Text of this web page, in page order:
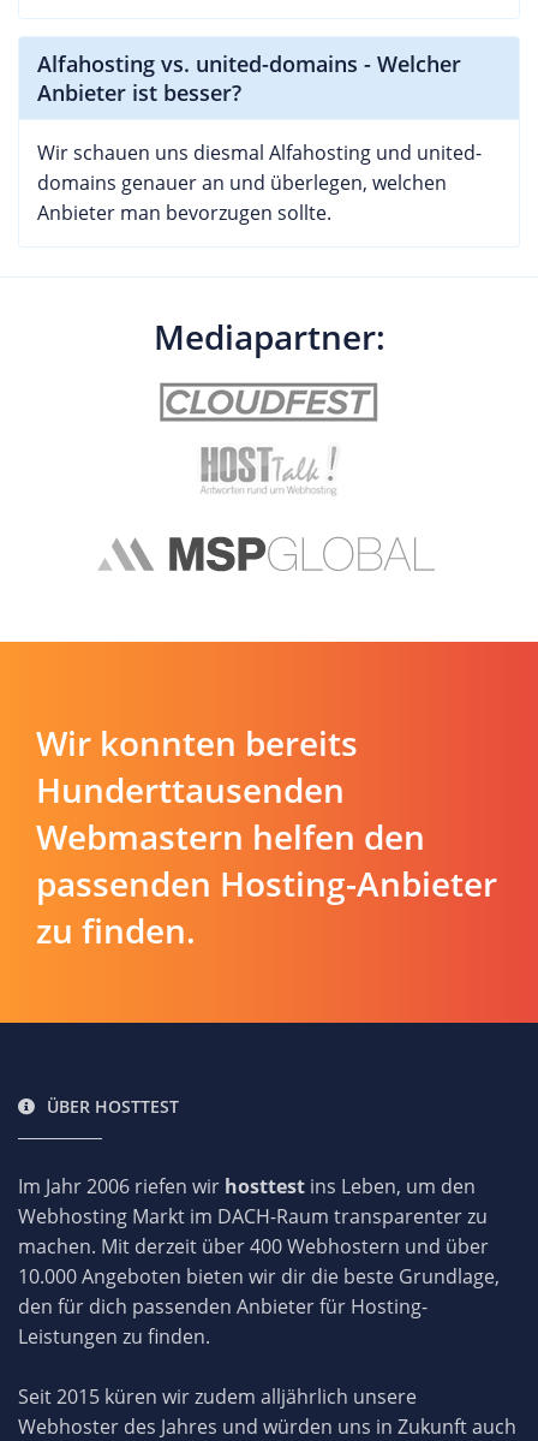
Alfahosting vs. united-domains - Welcher
Anbieter ist besser?
Wir schauen uns diesmal Alfahosting und united-
domains genauer an und überlegen, welchen
Anbieter man bevorzugen sollte.
Mediapartner:
Wir konnten bereits
Hunderttausenden
Webmastern helfen den
passenden Hosting-Anbieter
zu finden.
ÜBER HOSTTEST
Im Jahr 2006 riefen wir hosttest ins Leben, um den
Webhosting Markt im DACH-Raum transparenter zu
machen. Mit derzeit über 400 Webhostern und über
10.000 Angeboten bieten wir dir die beste Grundlage,
den für dich passenden Anbieter für Hosting-
Leistungen zu finden.
Seit 2015 küren wir zudem alljährlich unsere
Webhoster des Jahres und würden uns in Zukunft auch